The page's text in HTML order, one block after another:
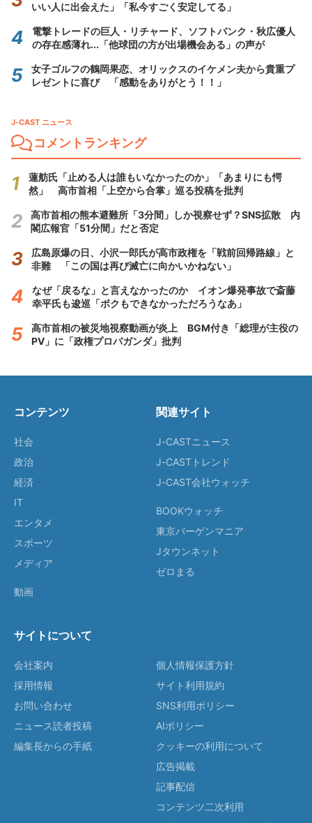
いい人に出会えた」「私今すごく安定してる」
電撃トレードの巨人・リチャード、ソフトバンク・秋広優人
の存在感薄れ...「他球団の方が出場機会ある」の声が
女子ゴルフの鶴岡果恋、オリックスのイケメン夫から貴重プ
レゼントに喜び 「感動をありがとう！！」
J-CAST ニュース
コメントランキング
蓮舫氏「止める人は誰もいなかったのか」「あまりにも愕
然」 高市首相「上空から合掌」巡る投稿を批判
高市首相の熊本避難所「3分間」しか視察せず？SNS拡散 内
閣広報官「51分間」だと否定
広島原爆の日、小沢一郎氏が高市政権を「戦前回帰路線」と
非難 「この国は再び滅亡に向かいかねない」
なぜ「戻るな」と言えなかったのか イオン爆発事故で斎藤
幸平氏も逡巡「ボクもできなかっただろうなあ」
高市首相の被災地視察動画が炎上 BGM付き「総理が主役の
PV」に「政権プロパガンダ」批判
コンテンツ
社会
政治
経済
IT
エンタメ
スポーツ
メディア
動画
関連サイト
J-CASTニュース
J-CASTトレンド
J-CAST会社ウォッチ
BOOKウォッチ
東京バーゲンマニア
Jタウンネット
ゼロまる
サイトについて
会社案内
採用情報
お問い合わせ
ニュース読者投稿
編集長からの手紙
個人情報保護方針
サイト利用規約
SNS利用ポリシー
AIポリシー
クッキーの利用について
広告掲載
記事配信
コンテンツ二次利用